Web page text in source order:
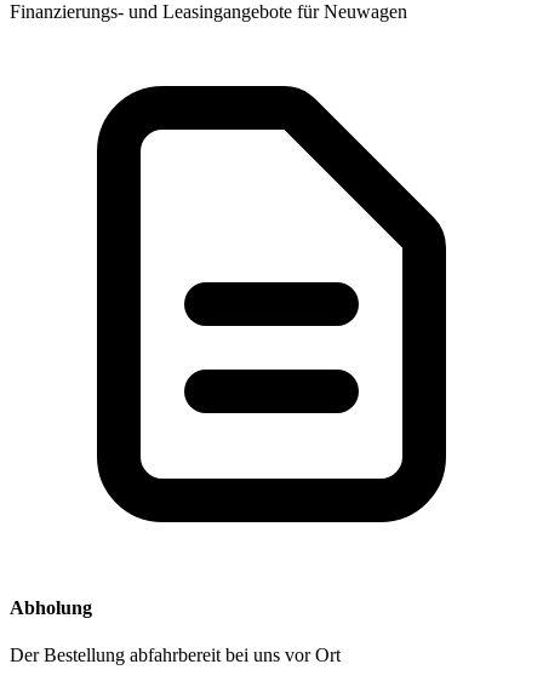
Finanzierungs- und Leasingangebote für Neuwagen
Abholung
Der Bestellung abfahrbereit bei uns vor Ort